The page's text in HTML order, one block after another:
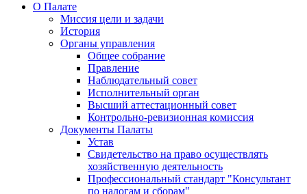
О Палате
Миссия цели и задачи
История
Органы управления
Общее собрание
Правление
Наблюдательный совет
Исполнительный орган
Высший аттестационный совет
Контрольно-ревизионная комиссия
Документы Палаты
Устав
Свидетельство на право осуществлять
хозяйственную деятельность
Профессиональный стандарт "Консультант
по налогам и сборам"